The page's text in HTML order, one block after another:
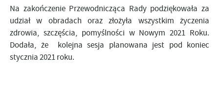
Na zakończenie Przewodnicząca Rady podziękowała za
udział w obradach oraz złożyła wszystkim życzenia
zdrowia, szczęścia, pomyślności w Nowym 2021 Roku.
Dodała, że kolejna sesja planowana jest pod koniec
stycznia 2021 roku.